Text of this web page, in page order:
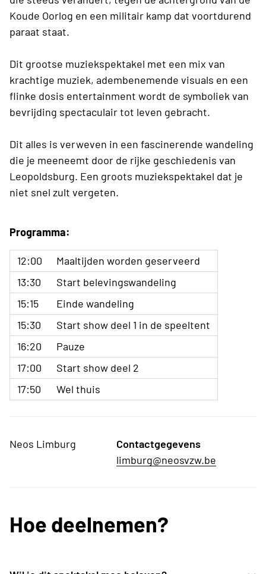
Koude Oorlog en een militair kamp dat voortdurend
paraat staat.
Dit grootse muziekspektakel met een mix van
krachtige muziek, adembenemende visuals en een
flinke dosis entertainment wordt de symboliek van
bevrijding spectaculair tot leven gebracht.
Dit alles is verweven in een fascinerende wandeling
die je meeneemt door de rijke geschiedenis van
Leopoldsburg. Een groots muziekspektakel dat je
niet snel zult vergeten.
Programma:
12:00
Maaltijden worden geserveerd
13:30
Start belevingswandeling
15:15
Einde wandeling
15:30
Start show deel 1 in de speeltent
16:20
Pauze
17:00
Start show deel 2
17:50
Wel thuis
Neos Limburg
Contactgegevens
limburg@neosvzw.be
Hoe deelnemen?